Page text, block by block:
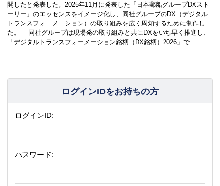
開したと発表した。2025年11月に発表した「日本郵船グループDXスト
ーリー」のエッセンスをイメージ化し、同社グループのDX（デジタル
トランスフォーメーション）の取り組みを広く周知するために制作し
た。 同社グループは現場発の取り組みと共にDXをいち早く推進し、
「デジタルトランスフォーメーション銘柄（DX銘柄）2026」で...
ログインIDをお持ちの方
ログインID:
パスワード: